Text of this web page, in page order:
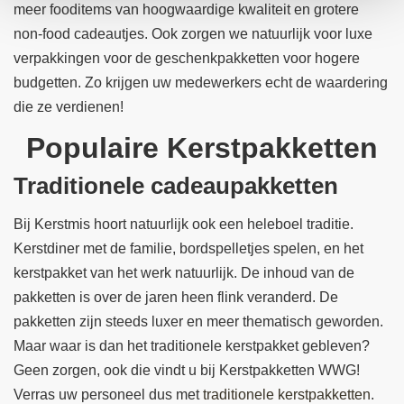
meer fooditems van hoogwaardige kwaliteit en grotere
non-food cadeautjes. Ook zorgen we natuurlijk voor luxe
verpakkingen voor de geschenkpakketten voor hogere
budgetten. Zo krijgen uw medewerkers echt de waardering
die ze verdienen!
Populaire Kerstpakketten
Traditionele cadeaupakketten
Bij Kerstmis hoort natuurlijk ook een heleboel traditie.
Kerstdiner met de familie, bordspelletjes spelen, en het
kerstpakket van het werk natuurlijk. De inhoud van de
pakketten is over de jaren heen flink veranderd. De
pakketten zijn steeds luxer en meer thematisch geworden.
Maar waar is dan het traditionele kerstpakket gebleven?
Geen zorgen, ook die vindt u bij Kerstpakketten WWG!
Verras uw personeel dus mettraditionele kerstpakketten.